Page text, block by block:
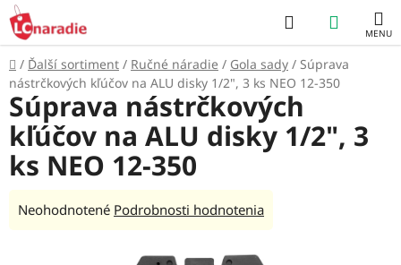
Prejsť
na
obsah
Hľadať
KOŠÍK
Domov
/ Ďalší sortiment / Ručné náradie / Gola sady / Súprava
nástrčkových kľúčov na ALU disky 1/2", 3 ks NEO 12-350
Súprava nástrčkových
kľúčov na ALU disky 1/2", 3
ks NEO 12-350
Priemerné
Neohodnotené Podrobnosti hodnotenia